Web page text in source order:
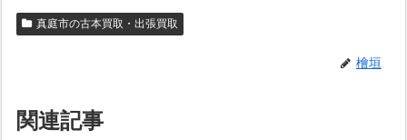
真庭市の古本買取・出張買取
檜垣
関連記事